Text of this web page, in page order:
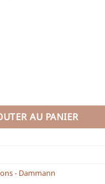
AU PANIER
- Dammann